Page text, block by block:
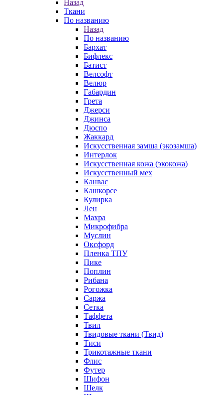
Назад
Ткани
По названию
Назад
По названию
Бархат
Бифлекс
Батист
Велсофт
Велюр
Габардин
Грета
Джерси
Джинса
Дюспо
Жаккард
Искусственная замша (экозамша)
Интерлок
Искусственная кожа (экокожа)
Искусственный мех
Канвас
Кашкорсе
Кулирка
Лен
Махра
Микрофибра
Муслин
Оксфорд
Пленка ТПУ
Пике
Поплин
Рибана
Рогожка
Саржа
Сетка
Таффета
Твил
Твидовые ткани (Твид)
Тиси
Трикотажные ткани
Флис
Футер
Шифон
Шелк